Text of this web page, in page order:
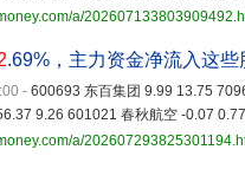
a/
.69%，主力资金净流入这些
- 600693 东百集团 9.99 13.75
9.26 601021 春秋航空 -0.07
a/